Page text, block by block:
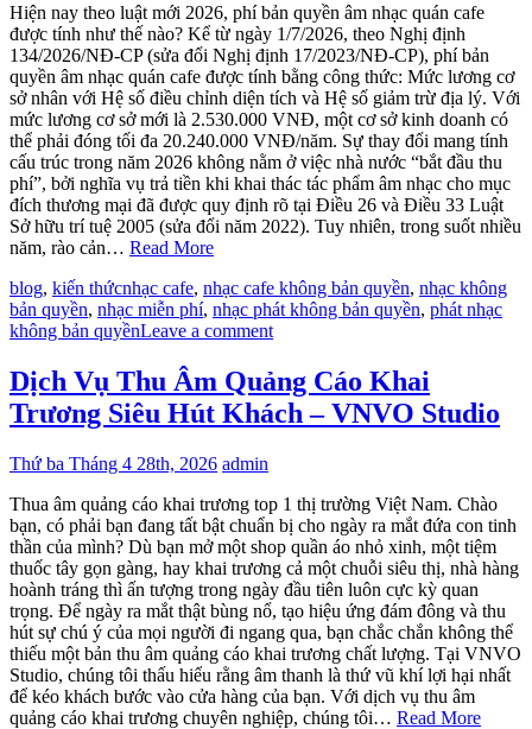
Hiện nay theo luật mới 2026, phí bản quyền âm nhạc quán cafe
được tính như thế nào? Kể từ ngày 1/7/2026, theo Nghị định
134/2026/NĐ-CP (sửa đổi Nghị định 17/2023/NĐ-CP), phí bản
quyền âm nhạc quán cafe được tính bằng công thức: Mức lương cơ
sở nhân với Hệ số điều chỉnh diện tích và Hệ số giảm trừ địa lý. Với
mức lương cơ sở mới là 2.530.000 VNĐ, một cơ sở kinh doanh có
thể phải đóng tối đa 20.240.000 VNĐ/năm. Sự thay đổi mang tính
cấu trúc trong năm 2026 không nằm ở việc nhà nước “bắt đầu thu
phí”, bởi nghĩa vụ trả tiền khi khai thác tác phẩm âm nhạc cho mục
đích thương mại đã được quy định rõ tại Điều 26 và Điều 33 Luật
Sở hữu trí tuệ 2005 (sửa đổi năm 2022). Tuy nhiên, trong suốt nhiều
năm, rào cản… Read More
blog, kiến thứcnhạc cafe, nhạc cafe không bản quyền, nhạc không
bản quyền, nhạc miễn phí, nhạc phát không bản quyền, phát nhạc
không bản quyềnLeave a comment
Dịch Vụ Thu Âm Quảng Cáo Khai
Trương Siêu Hút Khách – VNVO Studio
Thứ ba Tháng 4 28th, 2026 admin
Thua âm quảng cáo khai trương top 1 thị trường Việt Nam. Chào
bạn, có phải bạn đang tất bật chuẩn bị cho ngày ra mắt đứa con tinh
thần của mình? Dù bạn mở một shop quần áo nhỏ xinh, một tiệm
thuốc tây gọn gàng, hay khai trương cả một chuỗi siêu thị, nhà hàng
hoành tráng thì ấn tượng trong ngày đầu tiên luôn cực kỳ quan
trọng. Để ngày ra mắt thật bùng nổ, tạo hiệu ứng đám đông và thu
hút sự chú ý của mọi người đi ngang qua, bạn chắc chắn không thể
thiếu một bản thu âm quảng cáo khai trương chất lượng. Tại VNVO
Studio, chúng tôi thấu hiểu rằng âm thanh là thứ vũ khí lợi hại nhất
để kéo khách bước vào cửa hàng của bạn. Với dịch vụ thu âm
quảng cáo khai trương chuyên nghiệp, chúng tôi… Read More